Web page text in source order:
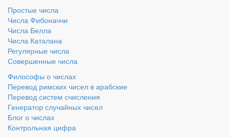
Простые числа
Числа Фибоначчи
Числа Белла
Числа Каталана
Регулярные числа
Совершенные числа
Философы о числах
Перевод римских чисел в арабские
Перевод систем счисления
Генератор случайных чисел
Блог о числах
Контрольная цифра